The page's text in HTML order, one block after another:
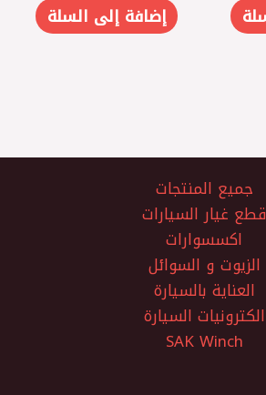
إضافة إلى السلة
جميع المنتجات
قطع غيار السيارات
اكسسوارات
الزيوت و السوائل
العناية بالسيارة
الكترونيات السيارة
SAK Winch